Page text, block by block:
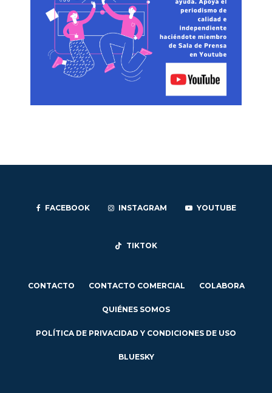
FACEBOOK INSTAGRAM YOUTUBE
TIKTOK
CONTACTO CONTACTO COMERCIAL COLABORA
QUIÉNES SOMOS
POLÍTICA DE PRIVACIDAD Y CONDICIONES DE USO
BLUESKY